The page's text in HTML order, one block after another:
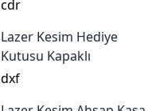
cdr
Lazer Kesim Hediye
Kutusu Kapaklı
dxf